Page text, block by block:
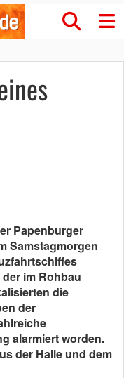
Papenburger
Samstagmorgen
im Rohbau
die
der
alarmiert worden.
der Halle und dem